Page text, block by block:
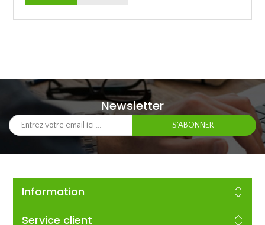
Newsletter
Information
Service client